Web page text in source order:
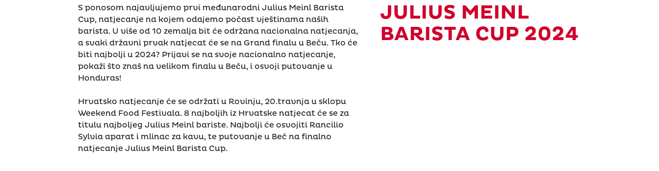
S ponosom najavljujemo prvi međunarodni Julius Meinl Barista
Cup, natjecanje na kojem odajemo počast vještinama naših
barista. U više od 10 zemalja bit će održana nacionalna natjecanja,
a svaki državni prvak natjecat će se na Grand finalu u Beču. Tko će
biti najbolji u 2024? Prijavi se na svoje nacionalno natjecanje,
pokaži što znaš na velikom finalu u Beču, i osvoji putovanje u
Honduras!
Hrvatsko natjecanje će se održati u Rovinju, 20.travnja u sklopu
Weekend Food Festivala. 8 najboljih iz Hrvatske natjecat će se za
titulu najboljeg Julius Meinl bariste. Najbolji će osvojiti Rancilio
Sylvia aparat i mlinac za kavu, te putovanje u Beč na finalno
natjecanje Julius Meinl Barista Cup.
JULIUS MEINL
BARISTA CUP 2024